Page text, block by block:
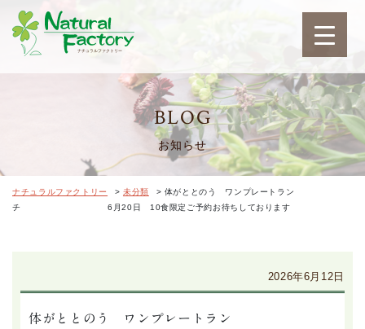
ナチュラルファクトリ
BLOG
お知らせ
ナチュラルファクトリー > 未分類 > 体がととのう ワンプレートラン
チ 6月20日 10食限定ご予約お待ちしております
2026年6月12日
体がととのう ワンプレートラン